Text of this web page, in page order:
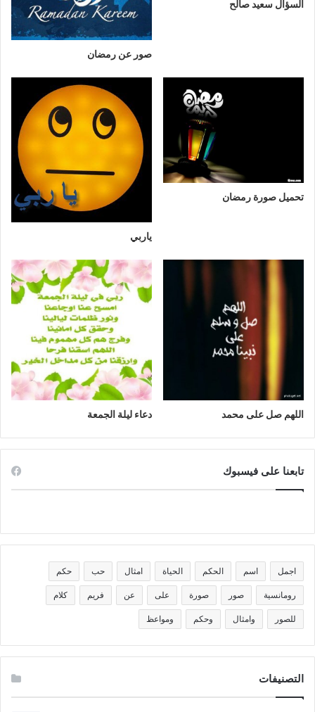
السؤال سعيد صالح
صور عن رمضان
تحميل صورة رمضان
ياربي
اللهم صل على محمد دعاء ليلة الجمعة
تابعنا على فيسبوك
اجمل اسم الحكم الحياة امثال حب حكم
رومانسية صور صورة على عن فريم كلام
للصور وامثال وحكم ومواعظ
التصنيفات